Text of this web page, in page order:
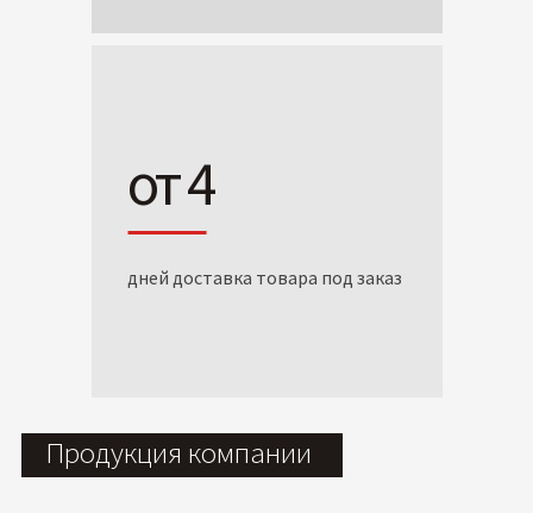
от 4
дней доставка товара под заказ
Продукция компании